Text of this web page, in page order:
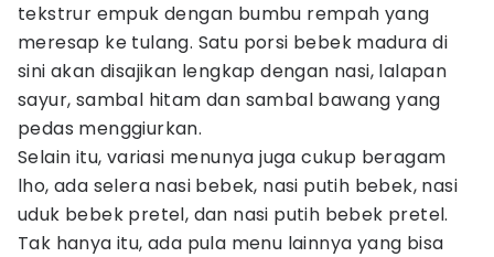
tekstrur empuk dengan bumbu rempah yang
meresap ke tulang. Satu porsi bebek madura di
sini akan disajikan lengkap dengan nasi, lalapan
sayur, sambal hitam dan sambal bawang yang
pedas menggiurkan.
Selain itu, variasi menunya juga cukup beragam
lho, ada selera nasi bebek, nasi putih bebek, nasi
uduk bebek pretel, dan nasi putih bebek pretel.
Tak hanya itu, ada pula menu lainnya yang bisa